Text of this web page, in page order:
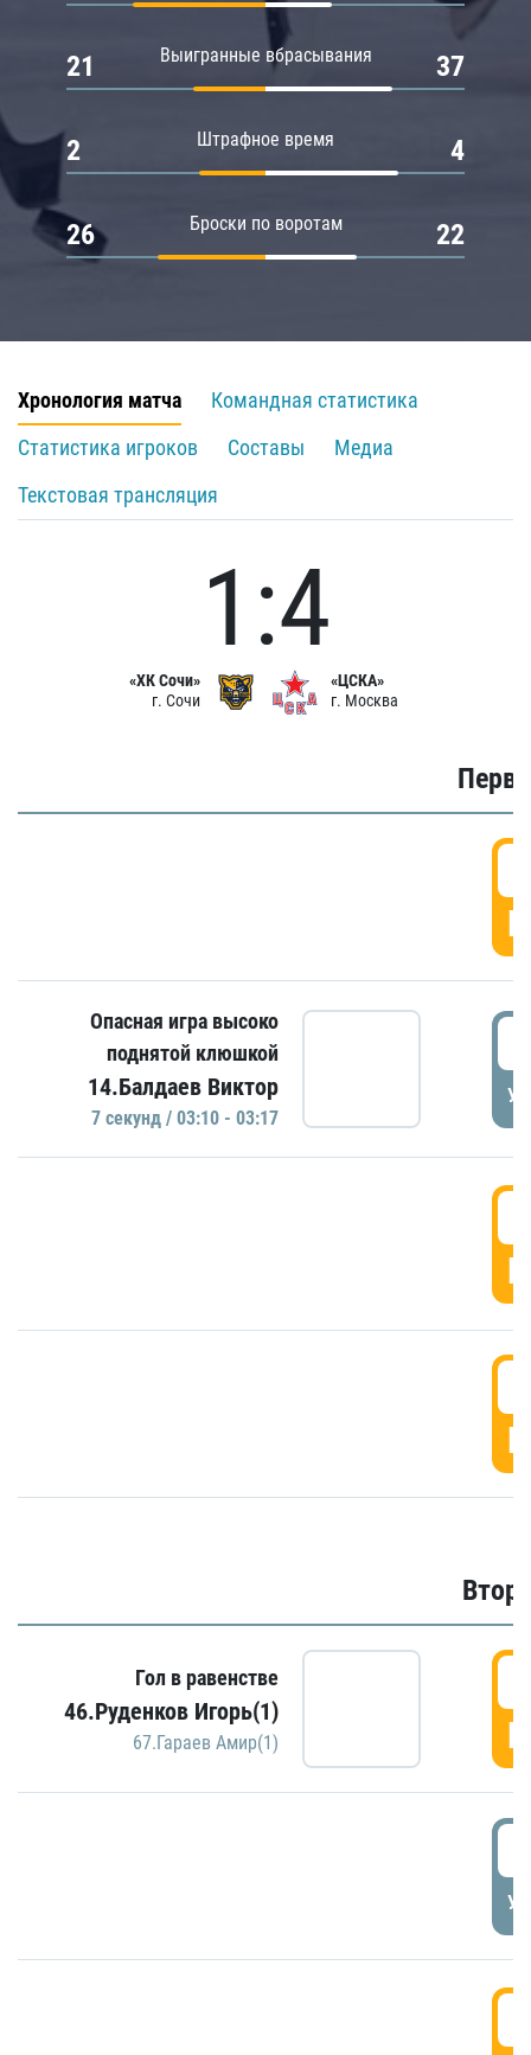
Выигранные вбрасывания
21 37
Штрафное время
2 4
Броски по воротам
26 22
Хронология матча
Командная статистика
Статистика игроков
Составы
Медиа
Текстовая трансляция
«ХК Сочи»
г. Сочи
1:4
«ЦСКА»
г. Москва
Опасная игра высоко
поднятой клюшкой
14.Балдаев Виктор
7 секунд / 03:10 - 03:17
Гол в равенстве
46.Руденков Игорь(1)
67.Гараев Амир(1)